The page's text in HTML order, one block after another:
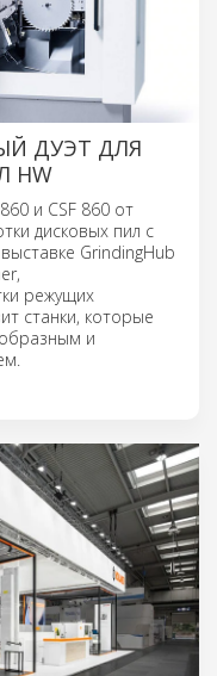
ДУЭТ ДЛЯ
HW
и CSF 860 от
дисковых пил с
GrindingHub
режущих
станки, которые
и